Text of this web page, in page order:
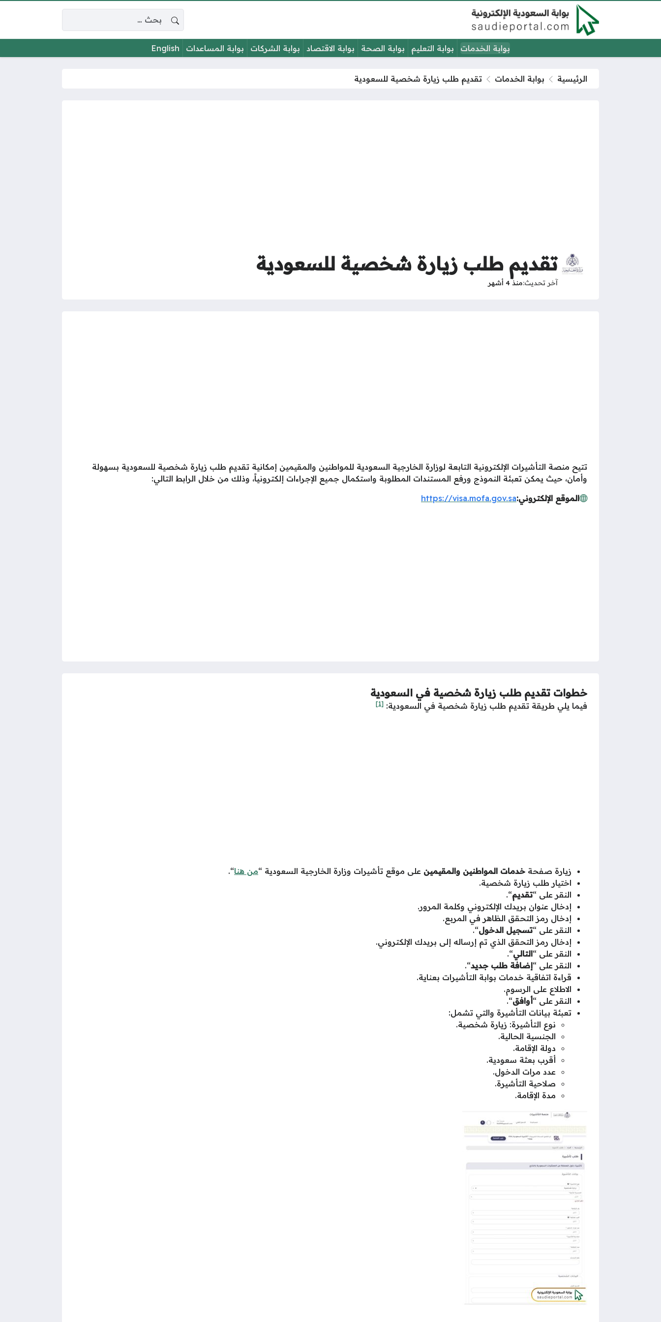
البحث عن:
بوابة الخدمات بوابة التعليم بوابة الصحة بوابة الاقتصاد بوابة الشركات بوابة المساعدات English
الرئيسية بوابة الخدمات تقديم طلب زيارة شخصية للسعودية
تقديم طلب زيارة شخصية للسعودية
آخر تحديث منذ 4 أشهر
تتيح منصة التأشيرات الإلكترونية التابعة لوزارة الخارجية السعودية للمواطنين والمقيمين إمكانية تقديم طلب زيارة شخصية للسعودية بسهولة
وأمان، حيث يمكن تعبئة النموذج ورفع المستندات المطلوبة واستكمال جميع الإجراءات إلكترونياً، وذلك من خلال الرابط التالي:
الموقع الإلكتروني:https://visa.mofa.gov.sa
خطوات تقديم طلب زيارة شخصية في السعودية
فيما يلي طريقة تقديم طلب زيارة شخصية في السعودية: [1]
زيارة صفحة خدمات المواطنين والمقيمين على موقع تأشيرات وزارة الخارجية السعودية “من هنا“.
اختيار طلب زيارة شخصية.
النقر على “تقديم“.
إدخال عنوان بريدك الإلكتروني وكلمة المرور.
إدخال رمز التحقق الظاهر في المربع.
النقر على “تسجيل الدخول“.
إدخال رمز التحقق الذي تم إرساله إلى بريدك الإلكتروني.
النقر على “التالي“.
النقر على “إضافة طلب جديد“.
قراءة اتفاقية خدمات بوابة التأشيرات بعناية.
الاطلاع على الرسوم.
النقر على “أوافق“.
تعبئة بيانات التأشيرة والتي تشمل:
نوع التأشيرة: زيارة شخصية.
الجنسية الحالية.
دولة الإقامة.
أقرب بعثة سعودية.
عدد مرات الدخول.
صلاحية التأشيرة.
مدة الإقامة.